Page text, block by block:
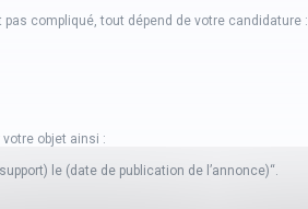
compliqué, tout dépend de votre candidature :
objet ainsi :
le (date de publication de l’annonce)“.